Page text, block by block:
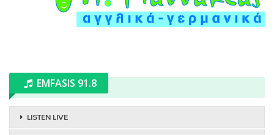
EMFASIS 91.8
LISTEN LIVE